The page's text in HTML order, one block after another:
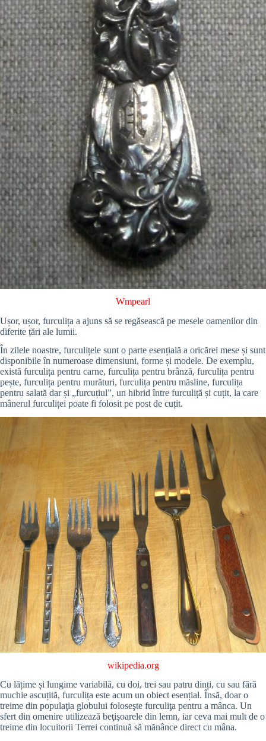
Wmpearl
Ușor, ușor, furculița a ajuns să se regăsească pe mesele oamenilor din
diferite țări ale lumii.
În zilele noastre, furculițele sunt o parte esențială a oricărei mese și sunt
disponibile în numeroase dimensiuni, forme și modele. De exemplu,
există furculița pentru carne, furculița pentru brânză, furculița pentru
pește, furculița pentru murături, furculița pentru măsline, furculița
pentru salată dar și „furcuțiul”, un hibrid între furculiță și cuțit, la care
mânerul furculiței poate fi folosit pe post de cuțit.
wikipedia.org
Cu lățime și lungime variabilă, cu doi, trei sau patru dinți, cu sau fără
muchie ascuțită, furculița este acum un obiect esențial. Însă, doar o
treime din populaţia globului foloseşte furculiţa pentru a mânca. Un
sfert din omenire utilizează beţişoarele din lemn, iar ceva mai mult de o
treime din locuitorii Terrei continuă să mănânce direct cu mâna.